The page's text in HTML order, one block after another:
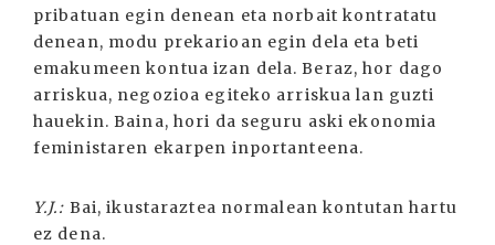
pribatuan egin denean eta norbait kontratatu
denean, modu prekarioan egin dela eta beti
emakumeen kontua izan dela. Beraz, hor dago
arriskua, negozioa egiteko arriskua lan guzti
hauekin. Baina, hori da seguru aski ekonomia
feministaren ekarpen inportanteena.
Y.J.: Bai, ikustaraztea normalean kontutan hartu
ez dena.